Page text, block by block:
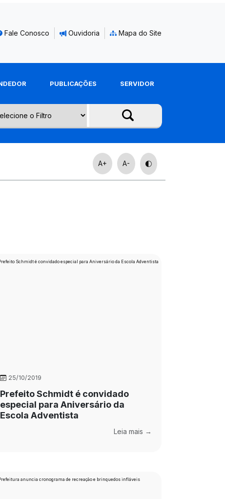
Fale Conosco Ouvidoria Mapa do Site
PUBLICAÇÕES SERVIDOR
A+ A-
25/10/2019
Prefeito Schmidt é convidado
especial para Aniversário da
Escola Adventista
Leia mais →